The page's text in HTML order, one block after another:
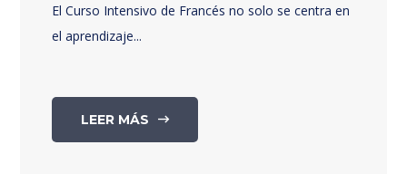
El Curso Intensivo de Francés no solo se centra en
el aprendizaje...
LEER MÁS